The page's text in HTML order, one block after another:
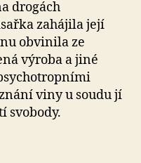
drogách
zahájila její
obvinila ze
výroba a jiné
viny u soudu jí
svobody.